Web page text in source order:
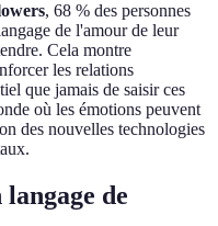
, 68 % des personnes
de l'amour de leur
Cela montre
les relations
que jamais de saisir ces
où les émotions peuvent
des nouvelles technologies
de